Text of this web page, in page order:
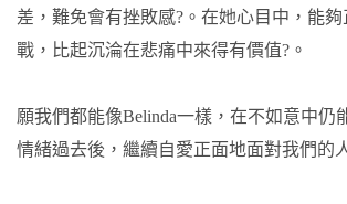
差，難免會有挫敗感?。在她心目中，能
戰，比起沉淪在悲痛中來得有價值?。
願我們都能像Belinda一樣，在不如意中仍
情緒過去後，繼續自愛正面地面對我們的